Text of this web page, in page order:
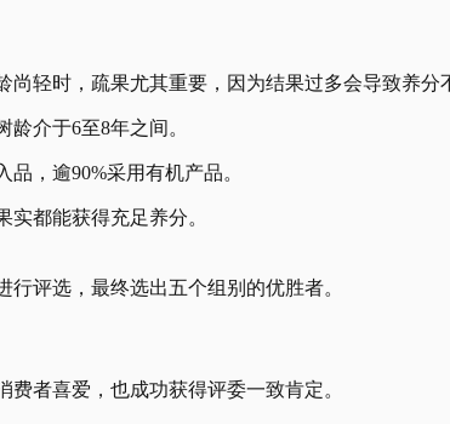
轻时，疏果尤其重要，因为结果过多会导致养分
介于6至8年之间。
，逾90%采用有机产品。
都能获得充足养分。
评选，最终选出五个组别的优胜者。
者喜爱，也成功获得评委一致肯定。